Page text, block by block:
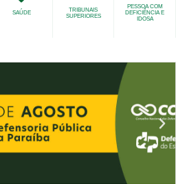
SAÚDE
TRIBUNAIS
SUPERIORES
PESSOA COM
DEFICIÊNCIA E
IDOSA